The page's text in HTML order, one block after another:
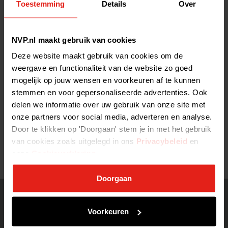
Toestemming Details Over
NVP.nl maakt gebruik van cookies
Deze website maakt gebruik van cookies om de
weergave en functionaliteit van de website zo goed
mogelijk op jouw wensen en voorkeuren af te kunnen
stemmen en voor gepersonaliseerde advertenties. Ook
delen we informatie over uw gebruik van onze site met
onze partners voor social media, adverteren en analyse.
Door te klikken op 'Doorgaan' stem je in met het gebruik
van cookies zoals uitgelegd in ons Privacybeleid en
Doorgaan
Voorkeuren
(NVP) op de ontwerpwijzigingen van enkele specifieke
renteaftrekbeperkingen in de Wet Vpb 1969 (onderdeel van
Tags:
ALLE NIEUWSBERICHTEN >
2020-05-15 13:45:41
Home Contact